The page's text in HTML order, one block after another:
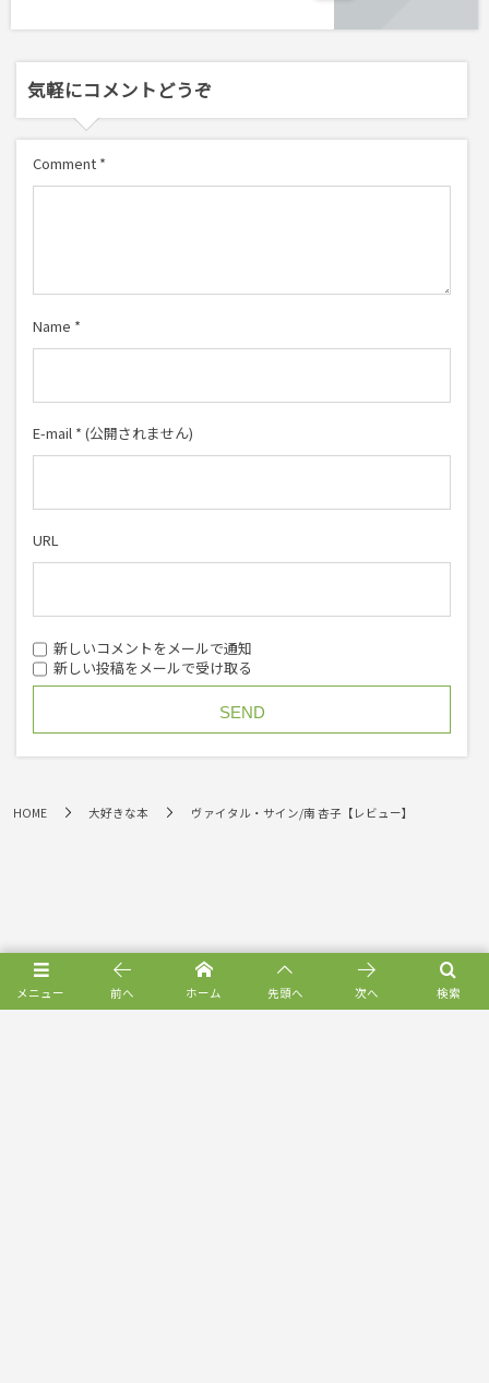
気軽にコメントどうぞ
Comment *
Name *
E-mail * (公開されません)
URL
新しいコメントをメールで通知
新しい投稿をメールで受け取る
HOME 大好きな本 ヴァイタル・サイン/南 杏子【レビュー】
メニュー 検索
前へ ホーム 先頭へ 次へ